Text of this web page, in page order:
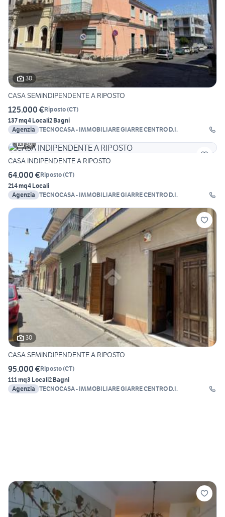
30
CASA SEMINDIPENDENTE A RIPOSTO
125.000 €Riposto(CT)
137 mq4 Locali2 Bagni
Agenzia TECNOCASA - IMMOBILIARE GIARRE CENTRO D.I.
30
CASA INDIPENDENTE A RIPOSTO
64.000 €Riposto(CT)
214 mq4 Locali
Agenzia TECNOCASA - IMMOBILIARE GIARRE CENTRO D.I.
30
CASA SEMINDIPENDENTE A RIPOSTO
95.000 €Riposto(CT)
111 mq3 Locali2 Bagni
Agenzia TECNOCASA - IMMOBILIARE GIARRE CENTRO D.I.